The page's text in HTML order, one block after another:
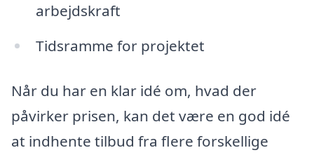
arbejdskraft
Tidsramme for projektet
Når du har en klar idé om, hvad der
påvirker prisen, kan det være en god idé
at indhente tilbud fra flere forskellige